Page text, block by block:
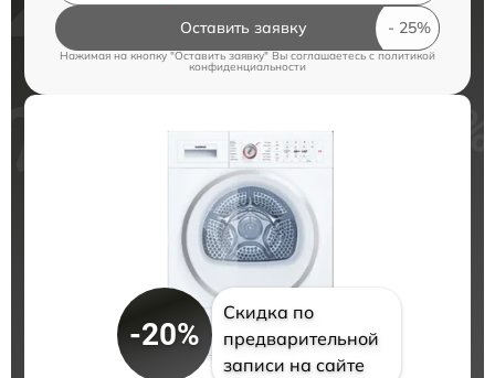
Оставить заявку
Нажимая на кнопку "Оставить заявку" Вы соглашаетесь cполитикой
конфиденциальности
-20%
Скидка по
предварительной
записи на сайте